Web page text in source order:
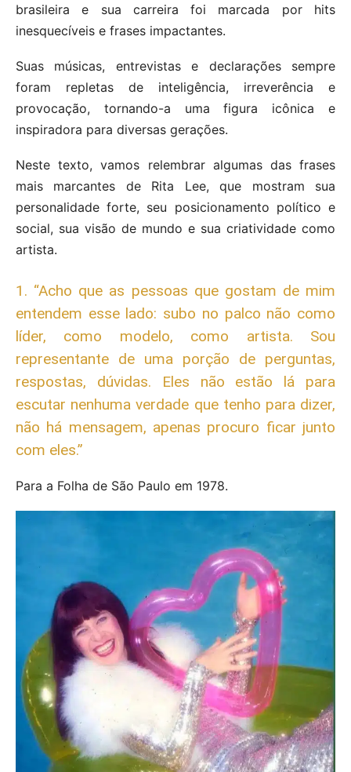
brasileira e sua carreira foi marcada por hits
inesquecíveis e frases impactantes.
Suas músicas, entrevistas e declarações sempre
foram repletas de inteligência, irreverência e
provocação, tornando-a uma figura icônica e
inspiradora para diversas gerações.
Neste texto, vamos relembrar algumas das frases
mais marcantes de Rita Lee, que mostram sua
personalidade forte, seu posicionamento político e
social, sua visão de mundo e sua criatividade como
artista.
1. “Acho que as pessoas que gostam de mim
entendem esse lado: subo no palco não como
líder, como modelo, como artista. Sou
representante de uma porção de perguntas,
respostas, dúvidas. Eles não estão lá para
escutar nenhuma verdade que tenho para dizer,
não há mensagem, apenas procuro ficar junto
com eles.”
Para a Folha de São Paulo em 1978.